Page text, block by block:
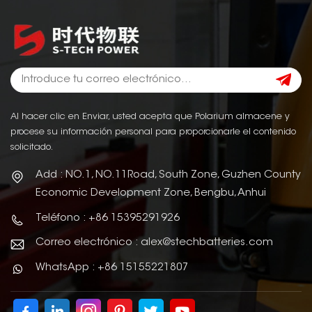
Al hacer clic en Enviar, usted acepta que Polarium almacene y
procese su información personal para proporcionarle el contenido
solicitado.
Add : NO.1, NO.11Road, South Zone, Guzhen County
Economic Development Zone, Bengbu, Anhui
Teléfono : +86 15395291926
Correo electrónico : alex@stechbatteries.com
WhatsApp : +86 15155221807